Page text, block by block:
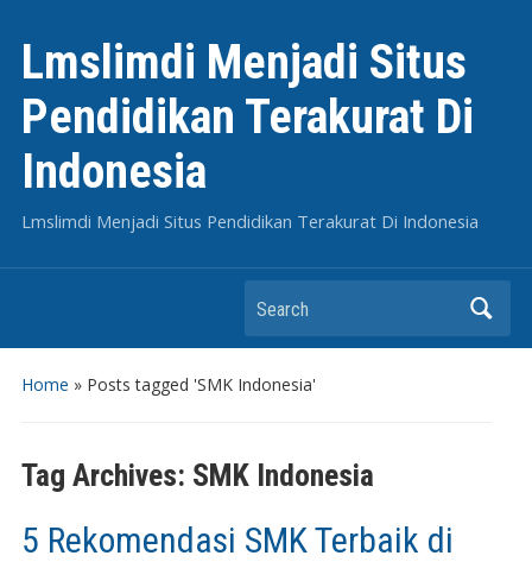
Lmslimdi Menjadi Situs
Pendidikan Terakurat Di
Indonesia
Lmslimdi Menjadi Situs Pendidikan Terakurat Di Indonesia
Search
Home » Posts tagged 'SMK Indonesia'
Tag Archives: SMK Indonesia
5 Rekomendasi SMK Terbaik di